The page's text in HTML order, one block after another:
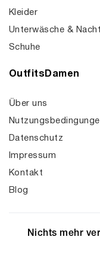
Kleider
Unterwäsche &
Schuhe
OutfitsDamen
Über uns
Datenschutz
Impressum
Kontakt
Blog
Nichts mehr